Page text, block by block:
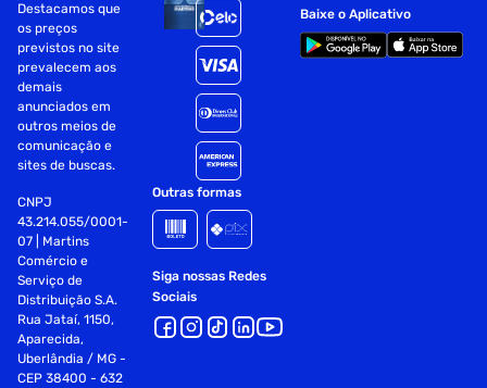
Destacamos que
os preços
previstos no site
prevalecem aos
demais
anunciados em
outros meios de
comunicação e
sites de buscas.
CNPJ
43.214.055/0001-
07 | Martins
Comércio e
Serviço de
Distribuição S.A.
Rua Jataí, 1150,
Aparecida,
Uberlândia / MG -
CEP 38400 - 632
Outras formas
Siga nossas Redes
Sociais
Baixe o Aplicativo